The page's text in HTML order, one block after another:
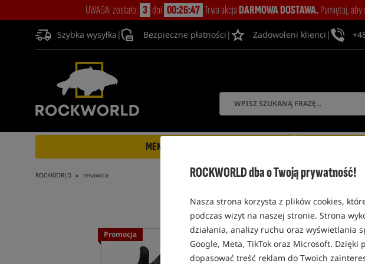
ROCKWORLD dba o Twoją prywatność!
Nasza strona korzysta z plików cookies,
podczas wizyt na naszej stronie. Strona
działania, analizy ruchu oraz wyświetlania
Google, Meta, TikTok oraz Microsoft.
dopasować treść reklam do Twoich
UWAGA! zostało: 3 dni 00:26:46 Trwa akcjaDARMOWA DOSTAWA.Pamiętaj,
Szybka wysyłka | Bezpieczne płatności | Zadowoleni klienci |
MENU
ROCKWORLD rekawica
Promocja Bestseller! 5,0